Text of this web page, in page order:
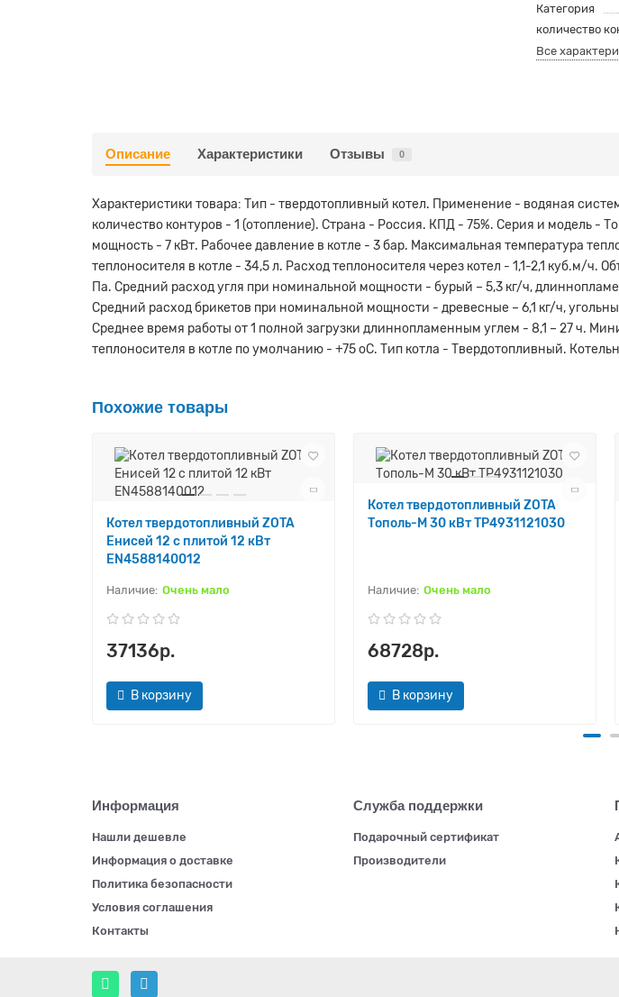
Категория
количество
Все
Описание Характеристики Отзывы 0
Характеристики товара: Тип - твердотопливный котел. Применение - водяная
количество контуров - 1 (отопление). Страна - Россия. КПД - 75%. Серия и модель -
мощность - 7 кВт. Рабочее давление в котле - 3 бар. Максимальная температура
теплоносителя в котле - 34,5 л. Расход теплоносителя через котел - 1,1-2,1 куб.м/
Па. Средний расход угля при номинальной мощности - бурый – 5,3 кг/ч,
Средний расход брикетов при номинальной мощности - древесные – 6,1 кг/ч,
Среднее время работы от 1 полной загрузки длиннопламенным углем - 8,1 – 27 ч.
теплоносителя в котле по умолчанию - +75 оС. Тип котла - Твердотопливный.
Похожие товары
Котел твердотопливный ZOTA
Енисей 12 с плитой 12 кВт
EN4588140012
Очень мало
37136р.
В корзину
Котел твердотопливный ZOTA
Тополь-М 30 кВт TP4931121030
Очень мало
68728р.
В корзину
Информация
Нашли дешевле
Информация о доставке
Политика безопасности
Условия соглашения
Контакты
Служба поддержки
Подарочный сертификат
Производители